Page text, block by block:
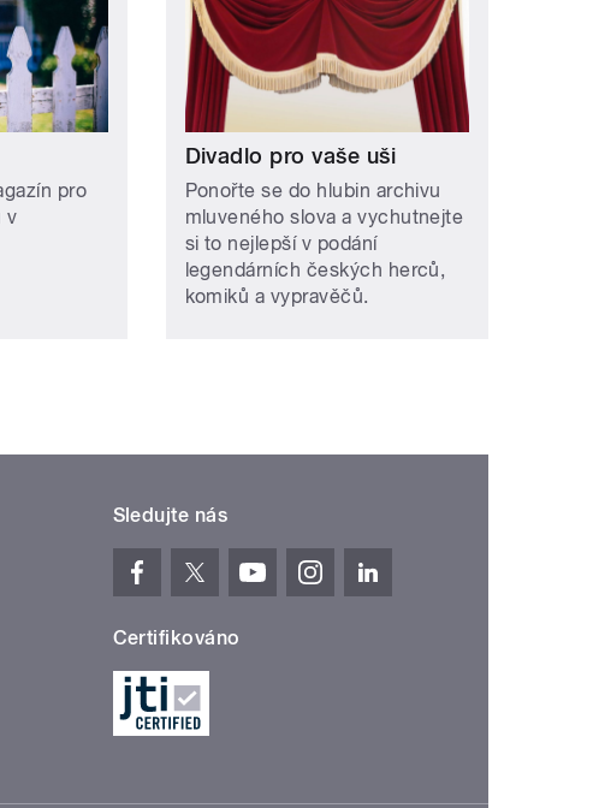
pro
v
Divadlo pro vaše uši
Ponořte se do hlubin archivu
mluveného slova a vychutnejte
si to nejlepší v podání
legendárních českých herců,
komiků a vypravěčů.
Sledujte nás
Certifikováno